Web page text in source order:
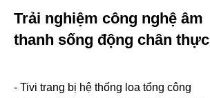
Trải nghiệm công nghệ âm
thanh sống động chân thực
- Tivi trang bị hệ thống loa tổng công